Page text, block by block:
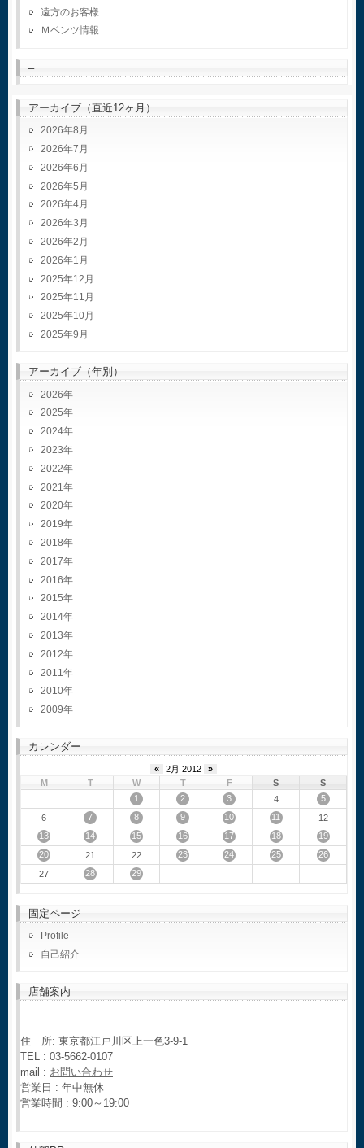
遠方のお客様
Ｍベンツ情報
–
アーカイブ（直近12ヶ月）
2026年8月
2026年7月
2026年6月
2026年5月
2026年4月
2026年3月
2026年2月
2026年1月
2025年12月
2025年11月
2025年10月
2025年9月
アーカイブ（年別）
2026
2025
2024
2023
2022
2021
2020
2019
2018
2017
2016
2015
2014
2013
2012
2011
2010
2009
カレンダー
« 2月 2012
»
M
T W T F S
S
1
2 3 4
5
6
7 8 9 10 11
12
13
14 15 16 17 18
19
20
21 22 23 24 25
26
27
28 29
固定ページ
Profile
自己紹介
店舗案内
住 所: 東京都江戸川区上一色3-9-1
TEL : 03-5662-0107
mail : お問い合わせ
営業日 : 年中無休
営業時間 : 9:00～19:00